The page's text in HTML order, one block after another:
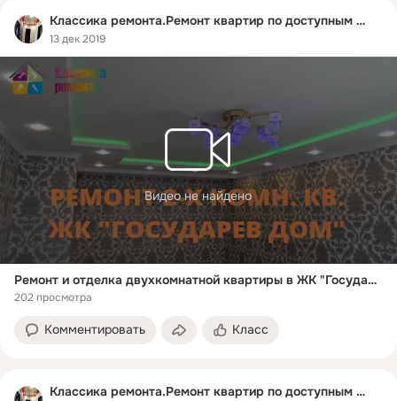
Классика ремонта.Ремонт квартир по доступным ценам
13 дек 2019
Видео не найдено
Ремонт и отделка двухкомнатной квартиры в ЖК "Государев Дом", ул Сухановская, д 25
202 просмотра
Комментировать Класс
Классика ремонта.Ремонт квартир по доступным ценам